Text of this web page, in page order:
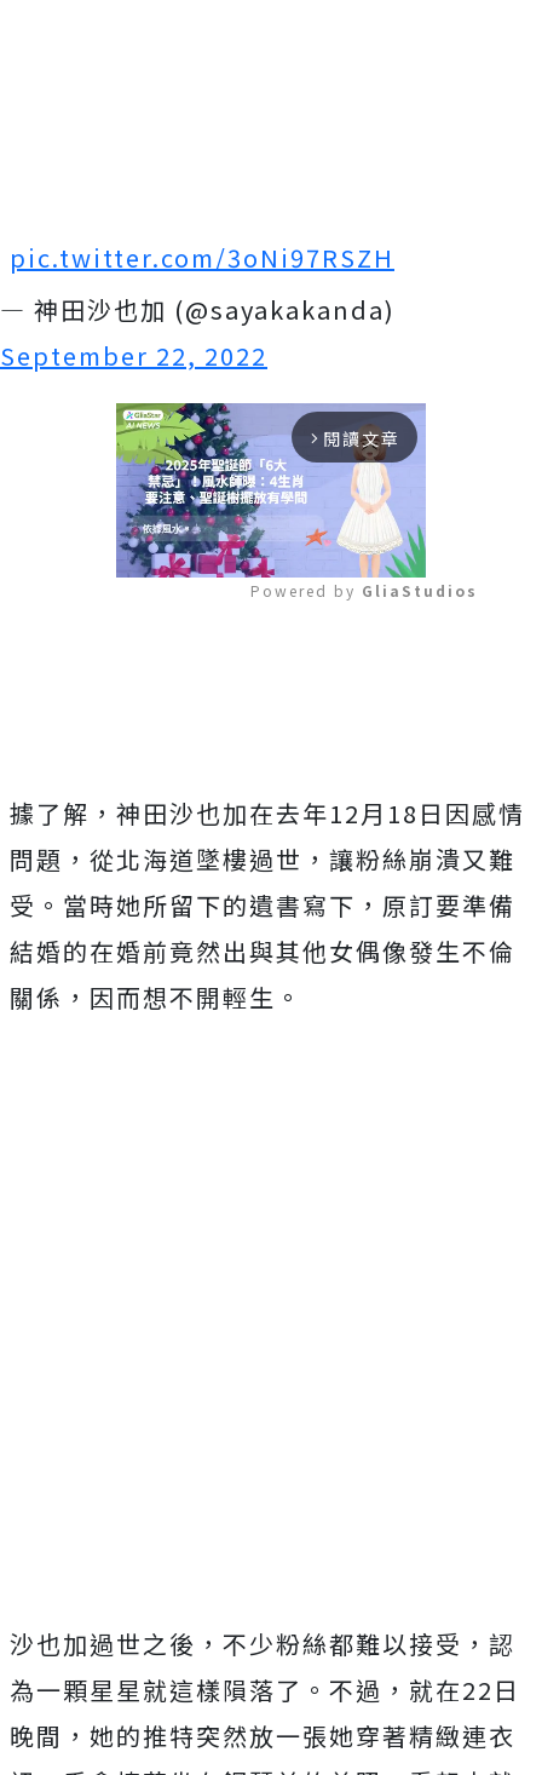
pic.twitter.com/3oNi97RSZH
— 神田沙也加 (@sayakakanda)
September 22, 2022
arrow_forward_ios 閱讀文章
Powered by GliaStudios
據了解，神田沙也加在去年12月 18 日因感情
問題，從北海道墜樓過世，讓粉絲崩潰又難
受。當時她所留下的遺書寫下，原訂要準備
結婚的在婚前竟然出與其他女偶像發生不倫
關係，因而想不開輕生。
沙也加過世之後，不少粉絲都難以接受，認
為一顆星星就這樣隕落了。不過，就在22 日
晚間，她的推特突然放一張她穿著精緻連衣